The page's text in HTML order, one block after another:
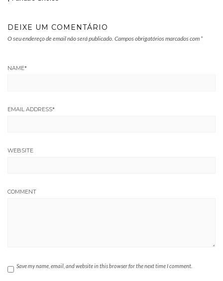
DEIXE UM COMENTÁRIO
O seu endereço de email não será publicado. Campos obrigatórios marcados com *
NAME*
EMAIL ADDRESS*
WEBSITE
COMMENT
Save my name, email, and website in this browser for the next time I comment.